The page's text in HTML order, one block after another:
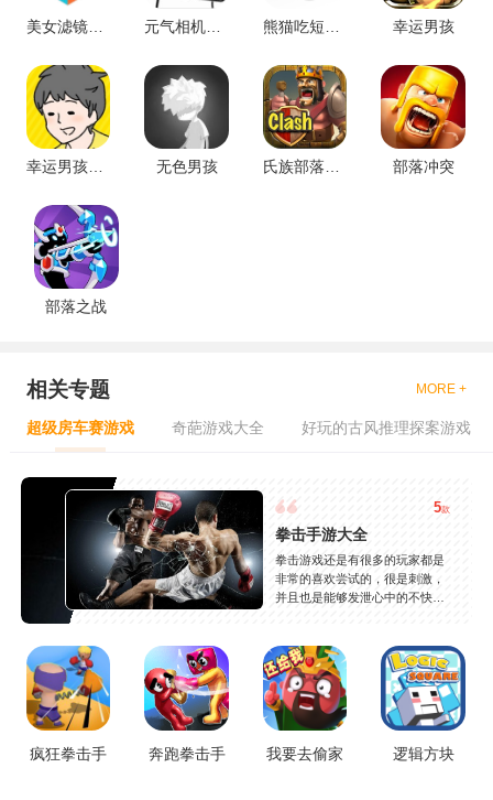
美女滤镜安卓版 幸运男孩
幸运男孩逃脱游戏 无色男孩 部落冲突
部落之战
相关专题 MORE +
超级房车赛游戏 奇葩游戏大全 好玩的古风推理探案游戏
5款
拳击手游大全
拳击游戏还是有很多的玩家都是
非常的喜欢尝试的，很是刺激，
并且也是能够发泄心中的不快
是一些格斗的游戏，其实是非常
的有趣，也是相当的刺激的，游
戏中是有一些不同的场景都是能
够去进行体验的，我们也是能够
去刺激的进行对战的，小编现在
就是收集了一些有意思的拳击游
戏，相信你们一定会喜欢的。
疯狂拳击手 奔跑拳击手 我要去偷家 逻辑方块